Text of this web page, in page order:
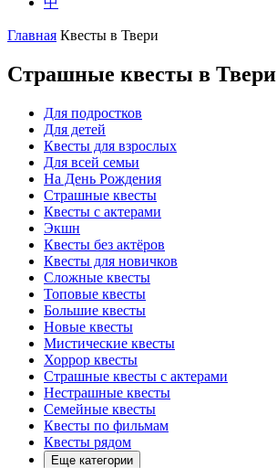
Главная Квесты в Твери
Страшные квесты в Твери
Для подростков
Для детей
Квесты для взрослых
Для всей семьи
На День Рождения
Страшные квесты
Квесты с актерами
Экшн
Квесты без актёров
Квесты для новичков
Сложные квесты
Топовые квесты
Большие квесты
Новые квесты
Мистические квесты
Хоррор квесты
Страшные квесты с актерами
Нестрашные квесты
Семейные квесты
Квесты по фильмам
Квесты рядом
Еще категории